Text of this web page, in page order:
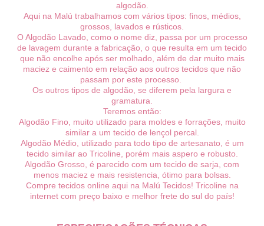
algodão.
Aqui na Malú trabalhamos com vários tipos: finos, médios,
grossos, lavados e rústicos.
O Algodão Lavado, como o nome diz, passa por um processo
de lavagem durante a fabricação, o que resulta em um tecido
que não encolhe após ser molhado, além de dar muito mais
maciez e caimento em relação aos outros tecidos que não
passam por este processo.
Os outros tipos de algodão, se diferem pela largura e
gramatura.
Teremos então:
Algodão Fino, muito utilizado para moldes e forrações, muito
similar a um tecido de lençol percal.
Algodão Médio, utilizado para todo tipo de artesanato, é um
tecido similar ao Tricoline, porém mais aspero e robusto.
Algodão Grosso, é parecido com um tecido de sarja, com
menos maciez e mais resistencia, ótimo para bolsas.
Compre tecidos online aqui na Malú Tecidos! Tricoline na
internet com preço baixo e melhor frete do sul do país!